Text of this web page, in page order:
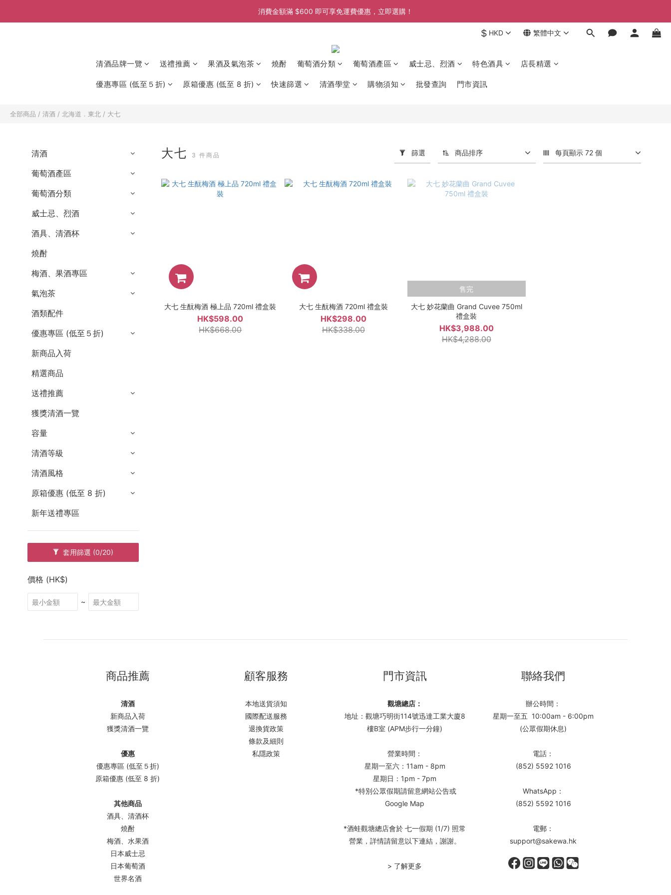
消費金額滿 $600 即可享免運費優惠，立即選購！
消費金額滿 $600 即可享免運費優惠，立即選購！
$ HKD 繁體中文
清酒品牌一覽 送禮推薦 果酒及氣泡茶 燒酎 葡萄酒分類 葡萄酒產區 威士忌、烈酒 特色酒具 店長精選
優惠專區 (低至５折) 原箱優惠 (低至 8 折) 快速篩選 清酒學堂 購物須知 批發查詢 門市資訊
全部商品 / 清酒 / 北海道．東北 / 大七
清酒
葡萄酒產區
葡萄酒分類
威士忌、烈酒
酒具、清酒杯
燒酎
梅酒、果酒專區
氣泡茶
酒類配件
優惠專區 (低至５折)
新商品入荷
精選商品
送禮推薦
獲獎清酒一覽
容量
清酒等級
清酒風格
原箱優惠 (低至 8 折)
新年送禮專區
套用篩選 (0/20)
價格 (HK$)
~
大七 3 件商品 篩選 商品排序 每頁顯示 72 個
大七 生酛梅酒 極上品 720ml 禮盒裝
HK$598.00
HK$668.00
大七 生酛梅酒 720ml 禮盒裝
HK$298.00
HK$338.00
售完
大七 妙花蘭曲 Grand Cuvee 750ml
禮盒裝
HK$3,988.00
HK$4,288.00
商品推薦
清酒
新商品入荷
獲獎清酒一覽
優惠
優惠專區 (低至５折)
原箱優惠 (低至 8 折)
其他商品
酒具、清酒杯
燒酎
梅酒、水果酒
日本威士忌
日本葡萄酒
世界名酒
顧客服務
本地送貨須知
國際配送服務
退換貨政策
條款及細則
私隱政策
門市資訊
觀塘總店：
地址：觀塘巧明街114號迅達工業大廈8
樓B室 (APM步行一分鐘)
營業時間：
星期一至六：11am - 8pm
星期日：1pm - 7pm
*特別公眾假期請留意網站公告或
Google Map
*酒蛙觀塘總店會於 七一假期 (1/7) 照常
營業，詳情請留意以下連結，謝謝。
> 了解更多
聯絡我們
辦公時間：
星期一至五 10:00am - 6:00pm
(公眾假期休息)
電話：
(852) 5592 1016
WhatsApp：
(852) 5592 1016
電郵：
support@sakewa.hk